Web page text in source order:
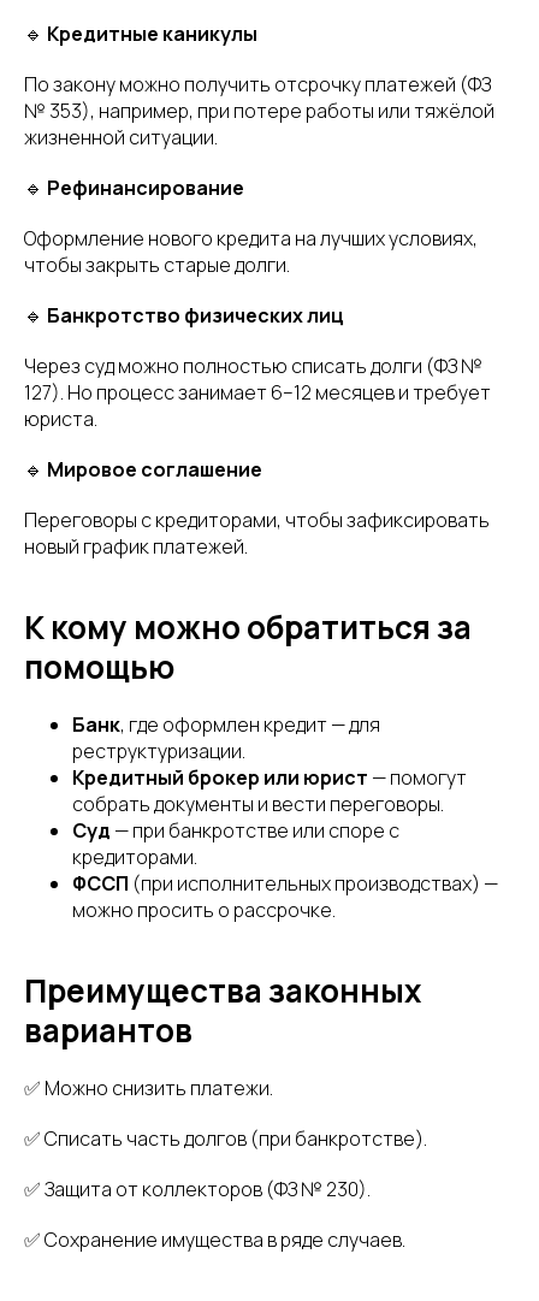
🔹 Кредитные каникулы
По закону можно получить отсрочку платежей (ФЗ
№ 353), например, при потере работы или тяжёлой
жизненной ситуации.
🔹 Рефинансирование
Оформление нового кредита на лучших условиях,
чтобы закрыть старые долги.
🔹 Банкротство физических лиц
Через суд можно полностью списать долги (ФЗ №
127). Но процесс занимает 6–12 месяцев и требует
юриста.
🔹 Мировое соглашение
Переговоры с кредиторами, чтобы зафиксировать
новый график платежей.
К кому можно обратиться за
помощью
Банк, где оформлен кредит — для
реструктуризации.
Кредитный брокер или юрист — помогут
собрать документы и вести переговоры.
Суд — при банкротстве или споре с
кредиторами.
ФССП (при исполнительных производствах) —
можно просить о рассрочке.
Преимущества законных
вариантов
✅ Можно снизить платежи.
✅ Списать часть долгов (при банкротстве).
✅ Защита от коллекторов (ФЗ № 230).
✅ Сохранение имущества в ряде случаев.